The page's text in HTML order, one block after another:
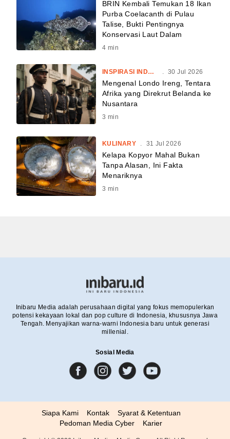
BRIN Kembali Temukan 18 Ikan
Purba Coelacanth di Pulau
Talise, Bukti Pentingnya
Konservasi Laut Dalam
4 min
INSPIRASI INDONESIA 30 Jul 2026
Mengenal Londo Ireng, Tentara
Afrika yang Direkrut Belanda ke
Nusantara
3 min
KULINARY 31 Jul 2026
Kelapa Kopyor Mahal Bukan
Tanpa Alasan, Ini Fakta
Menariknya
3 min
Inibaru Media adalah perusahaan digital yang fokus memopulerkan
potensi kekayaan lokal dan pop culture di Indonesia, khususnya Jawa
Tengah. Menyajikan warna-warni Indonesia baru untuk generasi
millenial.
Sosial Media
Siapa Kami Kontak
Syarat & Ketentuan
Pedoman Media Cyber
Karier